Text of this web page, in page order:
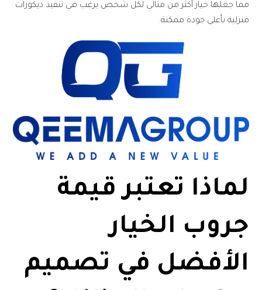
مما جعلها خيار أكثر من مثالي لكل شخص يرغب في تنفيذ ديكورات
منزلية بأعلى جودة ممكنة.
لماذا تعتبر قيمة
جروب الخيار
الأفضل في تصميم